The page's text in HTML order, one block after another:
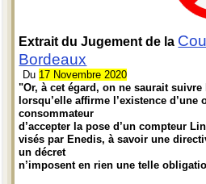
Extrait du Jugement de la
Bordeaux
Du 17 Novembre 2020
"Or, à cet égard, on ne saurait
lorsqu’elle affirme l’existence
consommateur
d’accepter la pose d’un compteur
visés par Enedis, à savoir une
un décret
n’imposent en rien une telle